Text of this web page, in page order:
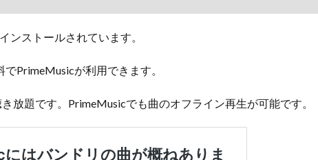
ンストールされています。
PrimeMusicが利用できます。
放題です。PrimeMusicでも曲のオフライン再生が可能です。